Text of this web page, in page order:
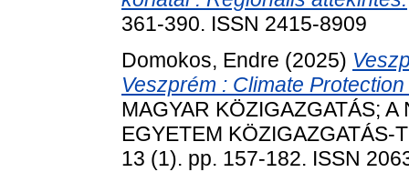
361-390. ISSN 2415-8909
Domokos, Endre (2025)
Veszprém : Climate
MAGYAR KÖZIGAZGATÁS;
EGYETEM KÖZIGAZGATÁS-
13 (1). pp. 157-182. ISSN